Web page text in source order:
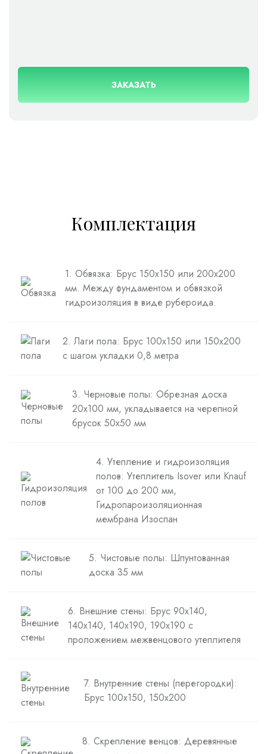
ЗАКАЗАТЬ
Комплектация
1. Обвязка: Брус 150х150 или 200х200
мм. Между фундаментом и обвязкой
гидроизоляция в виде рубероида.
2. Лаги пола: Брус 100х150 или 150х200
с шагом укладки 0,8 метра
3. Черновые полы: Обрезная доска
20х100 мм, укладывается на черепной
брусок 50х50 мм
4. Утепление и гидроизоляция
полов: Утеплитель Isover или Knauf
от 100 до 200 мм,
Гидропароизоляционная
мембрана Изоспан
5. Чистовые полы: Шпунтованная
доска 35 мм
6. Внешние стены: Брус 90х140,
140х140, 140х190, 190х190 с
проложением межвенцового утеплителя
7. Внутренние стены (перегородки):
Брус 100х150, 150х200
8. Скрепление венцов: Деревянные